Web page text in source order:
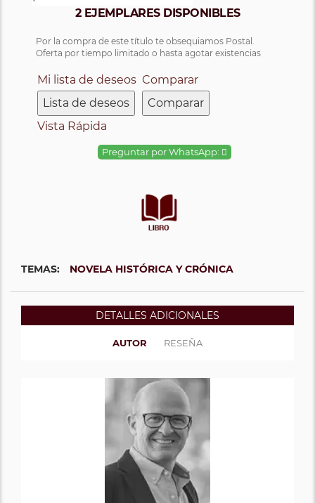
2 EJEMPLARES DISPONIBLES
Por la compra de este título te obsequiamos Postal.
Oferta por tiempo limitado o hasta agotar existencias
Mi lista de deseos
Lista de deseos
Comparar
Comparar
Vista Rápida
Preguntar por WhatsApp:
TEMAS: NOVELA HISTÓRICA Y CRÓNICA
DETALLES ADICIONALES
AUTOR RESEÑA